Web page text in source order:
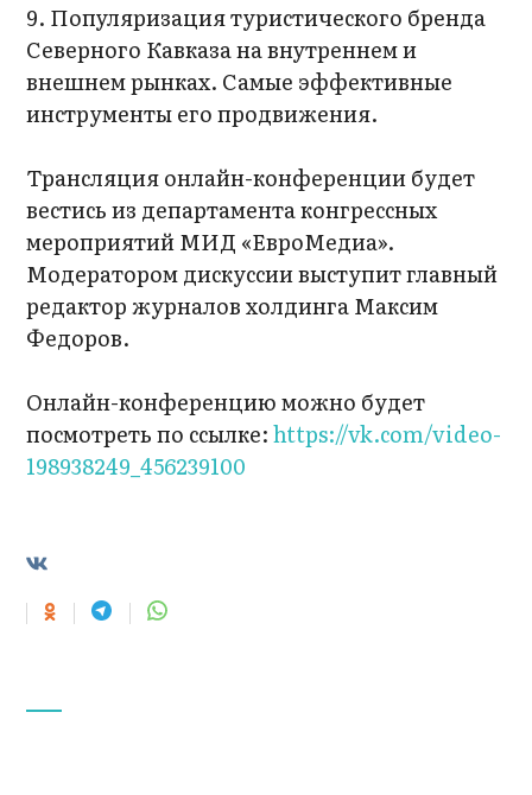
9. Популяризация туристического бренда
Северного Кавказа на внутреннем и
внешнем рынках. Самые эффективные
инструменты его продвижения.
Трансляция онлайн-конференции будет
вестись из департамента конгрессных
мероприятий МИД «ЕвроМедиа».
Модератором дискуссии выступит главный
редактор журналов холдинга Максим
Федоров.
Онлайн-конференцию можно будет
посмотреть по ссылке:https://vk.com/video-
198938249_456239100